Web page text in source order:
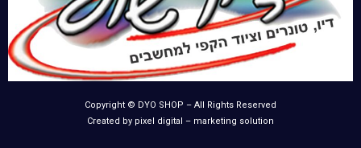
Copyright © DYO SHOP – All Rights Reserved
Created by pixel digital – marketing solution